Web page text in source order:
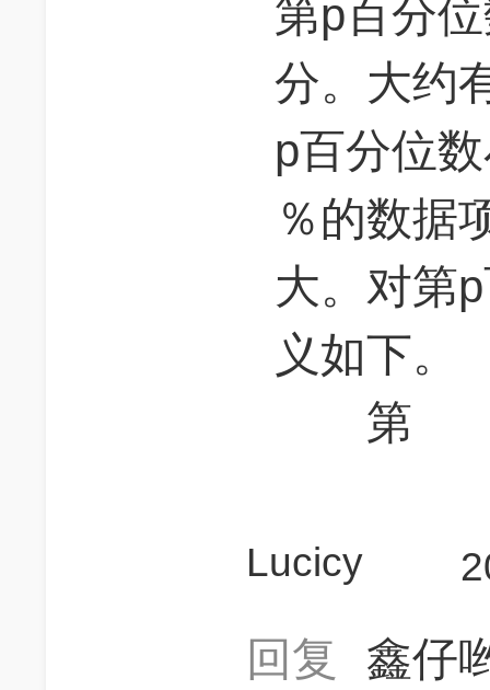
第p百分
分。大约
p百分位
％的数据
大。对第
义如下。
第
Lucicy
回复 鑫仔